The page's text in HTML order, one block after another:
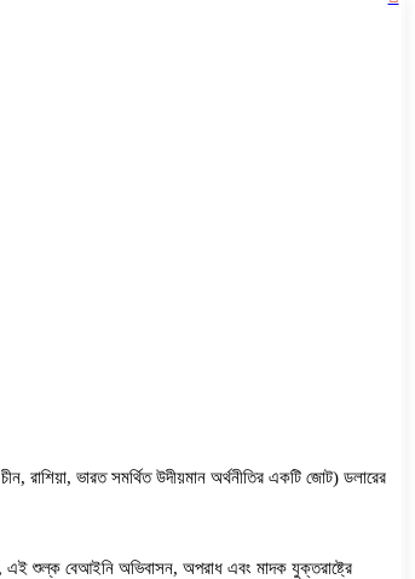
রাশিয়া, ভারত সমর্থিত উদীয়মান অর্থনীতির একটি জোট) ডলারের
এই শুল্ক বেআইনি অভিবাসন, অপরাধ এবং মাদক যুক্তরাষ্ট্রে